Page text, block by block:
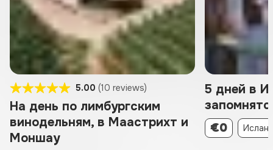
5.00 (10 reviews)
На день по лимбургским
винодельням, в Маастрихт и
Моншау
5 дней в
€0